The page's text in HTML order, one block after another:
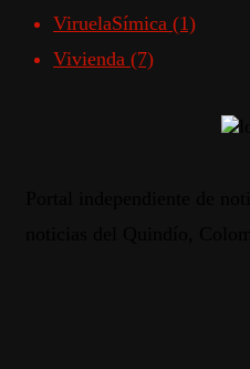
ViruelaSímica (1)
Vivienda (7)